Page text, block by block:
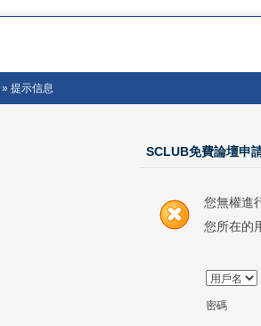
» 提示信息
SCLUB免費論壇申
您無權進
您所在的
密碼